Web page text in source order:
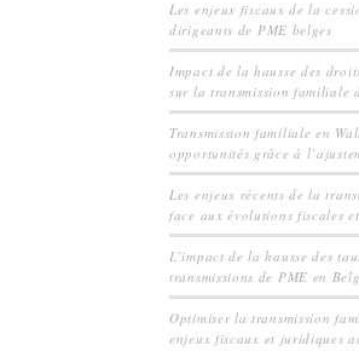
Les enjeux fiscaux de la
dirigeants de PME belges
Impact de la hausse des
sur la transmission familiale
Transmission familiale en
opportunités grâce à
Les enjeux récents de la
face aux évolutions fiscales
L’impact de la hausse des
transmissions de PME en
Optimiser la transmission
enjeux fiscaux et juridiques